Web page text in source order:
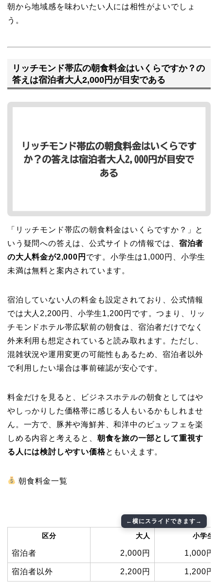
朝から地域感を味わいたい人には相性がよいでしょ
う。
リッチモンド帯広の朝食料金はいくらですか？の
答えは宿泊者大人2,000円が目安である
「リッチモンド帯広の朝食料金はいくらですか？」と
いう疑問への答えは、公式サイトの情報では、 宿泊者
の大人料金が2,000円 です。小学生は1,000円、小学生
未満は無料と案内されています。
宿泊していない人の料金も設定されており、公式情報
では大人2,200円、小学生1,200円です。つまり、リッ
チモンドホテル帯広駅前の朝食は、宿泊者だけでなく
外来利用も想定されていると読み取れます。ただし、
混雑状況や運用変更の可能性もあるため、宿泊者以外
で利用したい場合は事前確認が安心です。
料金だけを見ると、ビジネスホテルの朝食としてはや
やしっかりした価格帯に感じる人もいるかもしれませ
ん。一方で、豚丼や海鮮丼、和洋中のビュッフェを楽
しめる内容と考えると、 朝食を旅の一部として重視す
る人には検討しやすい価格ともいえます。
朝食料金一覧
区分 大人 小学生
宿泊者 2,000円 1,000円
宿泊者以外 2,200円 1,200円